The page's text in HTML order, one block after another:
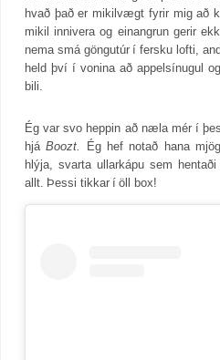
hvað það er mikilvægt fyrir mig að
mikil innivera og einangrun gerir
nema smá göngutúr í fersku lofti,
held því í vonina að appelsínugul
bili.
Ég var svo heppin að næla mér í
hjáBoozt.
Ég hef notað hana
hlýja, svarta ullarkápu sem
allt. Þessi tikkar í öll box!